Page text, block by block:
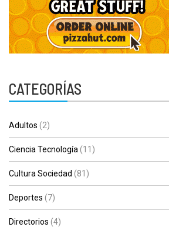
CATEGORÍAS
Adultos (2)
Ciencia Tecnología (11)
Cultura Sociedad (81)
Deportes (7)
Directorios (4)